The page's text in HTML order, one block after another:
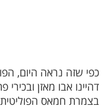
כפי שזה נראה היום,
דהיינו אבו מאזן
בצמרת חמאס